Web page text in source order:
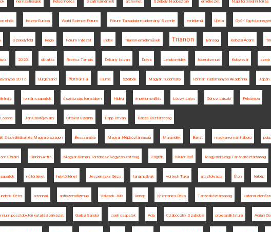
nemzetiségek Felsőmoécs Szatmárnémeti archívnet Székely Hadosztály emlékezet Napi történelmi forrás
elnök Közép-Európa World Science Forum Fórum Társadalomtudományi Szemle emlékmű Újléta Győri
Székelyföld Regio Fórum Intézet Index Trianon-emlékművek Trianon Bánság Kolozsi Ádám
2020. oktatás Révész Tamás Dékány István Dráva Lendva-vidék föderalizmus Kolozsvár szerb
2017 Burgenland Románia Fiume szerbek Magyar Tudomány Román Tudományos Akadémia Japán
román csapatok őszirózsás forradalom Hideg impériumváltás Lóczy Lajos Göncz László Felsőrépa
Losonc Jan Chodějovský Ottokar Czernin Papp István Bánáti Köztársaság
Szlovákiában és Magyarországon Besszarábia Magyar Népköztársaság Muravidék Bánát magyar-román háború
Szilárd Simon Attila Magyar-Román Történész Vegyesbizottság Zágráb Müller Rolf Magyarországi Tanácsköztársaság
nőtörténet helytörténet Jeszenszky Géza tanári pályák Vojtech Tuka arisztokrácia Úton térkép
Péter azonnali antiszemitizmus Vallasek Júlia ünnep Krizmanics Réka Tanácsköztársaság katonai
posztdoktori kutatási pályázat Garbai Sándor cseh csapatok Ada Czáboczky Szabolcs proletárdiktatúra Adrian